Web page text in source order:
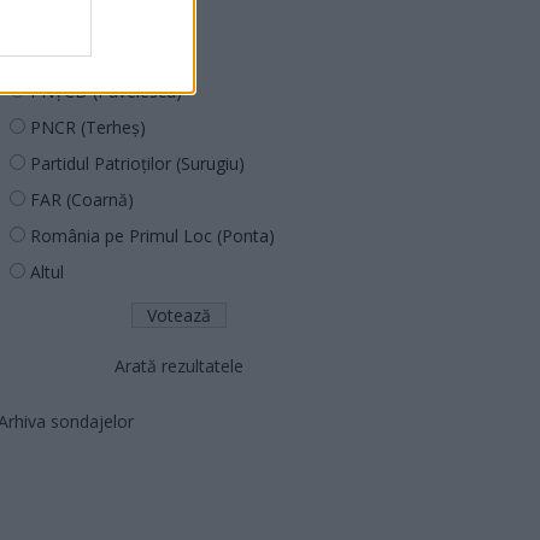
PUSL (D. Voiculescu)
PNȚCD (Pavelescu)
PNCR (Terheș)
Partidul Patrioților (Surugiu)
FAR (Coarnă)
România pe Primul Loc (Ponta)
Altul
Arată rezultatele
sondajelor